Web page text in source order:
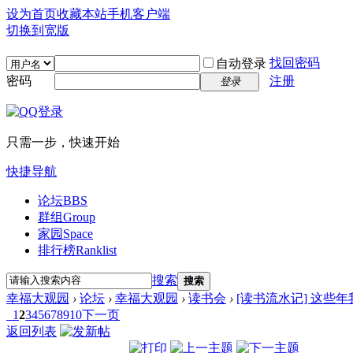
设为首页收藏本站手机客户端
切换到宽版
自动登录 找回密码
密码
登录 注册
只需一步，快速开始
快捷导航
论坛BBS
群组Group
家园 Space
排行榜Ranklist
搜索 搜索
幸福大观园 › 论坛 › 幸福大观园 › 读书会 › [读书流水记] 这些
12345678910下一页
返回列表